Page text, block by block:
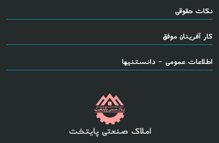
نکات حقوقی
کار آفرینان موفق
اطلاعات عمومی - دانستنیها
املاک صنعتی پایتخت